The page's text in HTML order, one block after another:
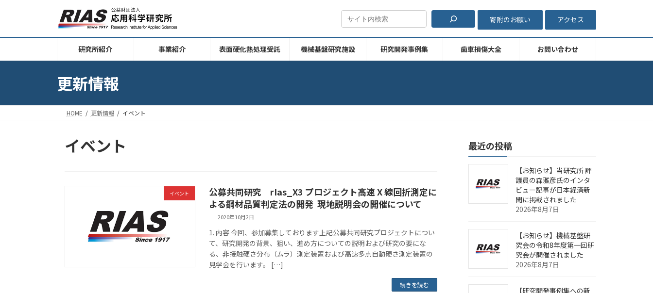
ン
へ
ー
ョ
寄附のお願い アクセス
研究所紹介 事業紹介 表面硬化熱処理受託 機械基盤研究施設 研究開発事例集 歯車損傷大全 お問い合わせ
更新情報
HOME 更新情報 イベント
イベント
イベント
公募共同研究 rIas_X3 プロジェクト高速 X 線回折測定に
よる鋼材品質判定法の開発 現地説明会の開催について
2020年10月2日
1. 内容 今回、参加募集しております上記公募共同研究プロジェクトについ
て、研究開発の背景、狙い、進め方についての説明および研究の要にな
る、非接触硬さ分布（ムラ）測定装置および高速多点自動硬さ測定装置の
見学会を行います。 […]
続きを読む
最近の投稿
【お知らせ】当研究所 評
議員の森雅彦氏のインタ
ビュー記事が日本経済新
聞に掲載されました
2026年8月7日
【お知らせ】機械基盤研
究会の令和8年度第一回研
究会が開催されました
2026年8月7日
【研究開発事例集への新